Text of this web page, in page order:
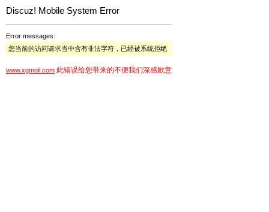
Discuz! Mobile System Error
Error messages:
您当前的访问请求当中含有非法字符，已经被系统拒绝
www.xgmoli.com 此错误给您带来的不便我们深感歉意